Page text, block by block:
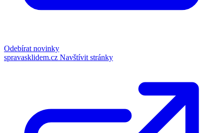
Odebírat novinky
spravasklidem.cz Navštívit stránky